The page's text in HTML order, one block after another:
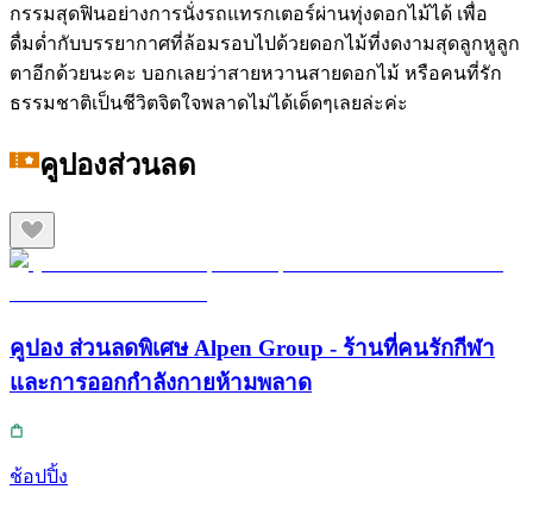
กรรมสุดฟินอย่างการนั่งรถแทรกเตอร์ผ่านทุ่งดอกไม้ได้ เพื่อ
ดื่มด่ำกับบรรยากาศที่ล้อมรอบไปด้วยดอกไม้ที่งดงามสุดลูกหูลูก
ตาอีกด้วยนะคะ บอกเลยว่าสายหวานสายดอกไม้ หรือคนที่รัก
ธรรมชาติเป็นชีวิตจิตใจพลาดไม่ได้เด็ดๆเลยล่ะค่ะ
คูปองส่วนลด
คูปอง ส่วนลดพิเศษ Alpen Group - ร้านที่คนรักกีฬา
และการออกกำลังกายห้ามพลาด
ช้อปปิ้ง